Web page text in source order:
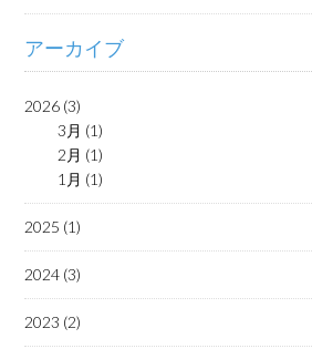
アーカイブ
2026 (3)
3月 (1)
2月 (1)
1月 (1)
2025 (1)
2024 (3)
2023 (2)